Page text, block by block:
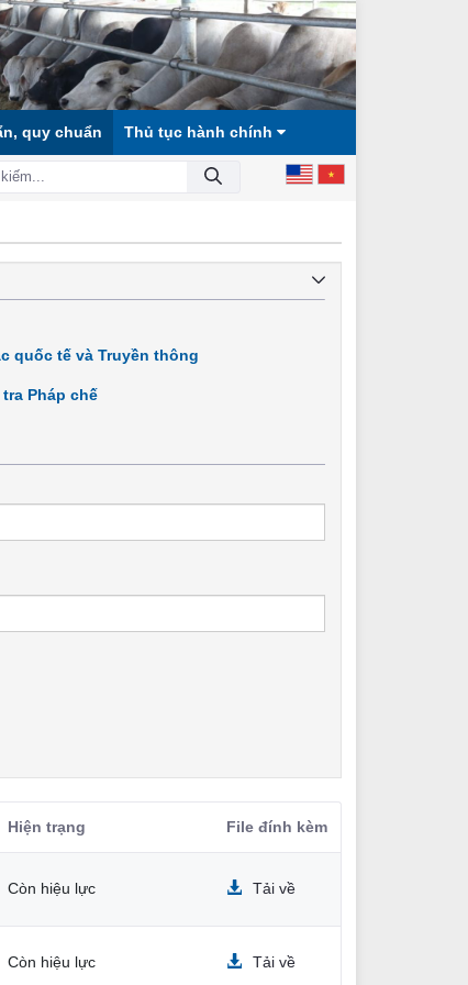
quy chuẩn Thủ tục hành chính
CÔNG BẰNG, DÂN CHỦ, VĂN MINH!
quốc tế và Truyền thông
Pháp chế
Hiện trạng File đính kèm
Còn hiệu lực Tải về
Còn hiệu lực Tải về